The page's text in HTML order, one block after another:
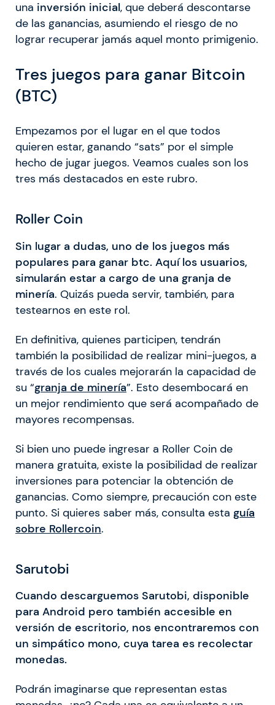
una inversión inicial, que deberá descontarse
de las ganancias, asumiendo el riesgo de no
lograr recuperar jamás aquel monto primigenio.
Tres juegos para ganar Bitcoin
(BTC)
Empezamos por el lugar en el que todos
quieren estar, ganando “sats” por el simple
hecho de jugar juegos. Veamos cuales son los
tres más destacados en este rubro.
Roller Coin
Sin lugar a dudas, uno de los juegos más
populares para ganar btc. Aquí los usuarios,
simularán estar a cargo de una granja de
minería. Quizás pueda servir, también, para
testearnos en este rol.
En definitiva, quienes participen, tendrán
también la posibilidad de realizar mini-juegos, a
través de los cuales mejorarán la capacidad de
su “granja de minería”. Esto desembocará en
un mejor rendimiento que será acompañado de
mayores recompensas.
Si bien uno puede ingresar a Roller Coin de
manera gratuita, existe la posibilidad de realizar
inversiones para potenciar la obtención de
ganancias. Como siempre, precaución con este
punto. Si quieres saber más, consulta esta guía
sobre Rollercoin.
Sarutobi
Cuando descarguemos Sarutobi, disponible
para Android pero también accesible en
versión de escritorio, nos encontraremos con
un simpático mono, cuya tarea es recolectar
monedas.
Podrán imaginarse que representan estas